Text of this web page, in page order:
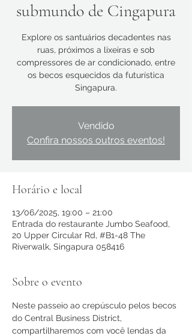
submundo de Cingapura
Explore os santuários decadentes nas
ruas, próximos a lixeiras e sob
compressores de ar condicionado, entre
os becos esquecidos da futurística
Singapura.
Vendido
Confira nossos outros eventos!
Horário e local
13/06/2025, 19:00 – 21:00
Entrada do restaurante Jumbo Seafood,
20 Upper Circular Rd, #B1-48 The
Riverwalk, Singapura 058416
Sobre o evento
Neste passeio ao crepúsculo pelos becos
do Central Business District,
compartilharemos com você lendas da